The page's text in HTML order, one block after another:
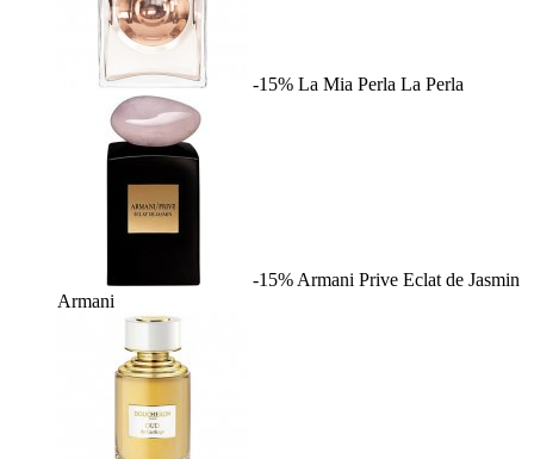
-15% La Mia Perla La Perla
-15% Armani Prive Eclat de Jasmin
Armani